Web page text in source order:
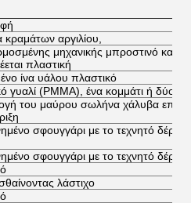
κραμάτων αργιλίου,
μηχανικής μπροστινό και
πλαστική
ίνα υάλου πλαστικό
γυαλί (PMMA), ένα κομμάτι ή δύο
του μαύρου σωλήνα χάλυβα
σφουγγάρι με το τεχνητό δέρμα
σφουγγάρι με το τεχνητό
λάστιχο